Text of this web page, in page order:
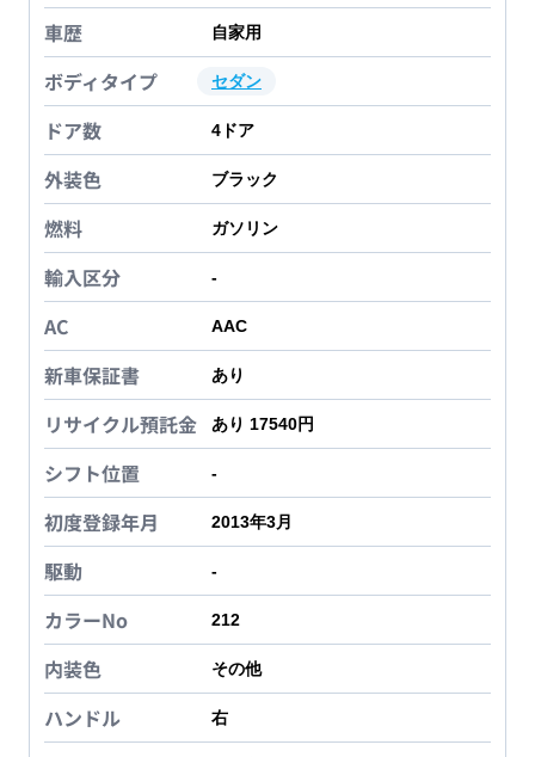
車歴 自家用
ボディタイプ セダン
ドア数 4 ドア
外装色 ブラック
燃料 ガソリン
輸入区分 -
AC AAC
新車保証書 あり
リサイクル預託金 あり 17540円
シフト位置 -
初度登録年月 2013年3月
駆動 -
カラーNo 212
内装色 その他
ハンドル 右